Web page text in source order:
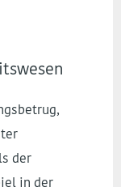
der
in der